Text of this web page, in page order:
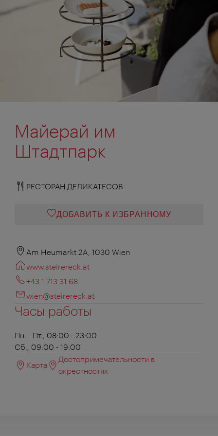
Майерай им
Штадтпарк
РЕСТОРАН ДЕЛИКАТЕСОВ
ДОБАВИТЬ К ИЗБРАННОМУ
Am Heumarkt 2A, 1030 Wien
www.steirereck.at
+43 1 713 31 68‎
wien@steirereck.at
Часы работы
Пн. - Пт., 08:00 - 23:00
Сб., 09:00 - 19:00
Карта
Достопримечательности в
окрестностях